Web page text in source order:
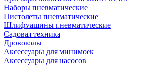
Наборы пневматические
Пистолеты пневматические
Шлифмашины пневматические
Садовая техника
Дровоколы
Аксессуары для минимоек
Аксессуары для насосов